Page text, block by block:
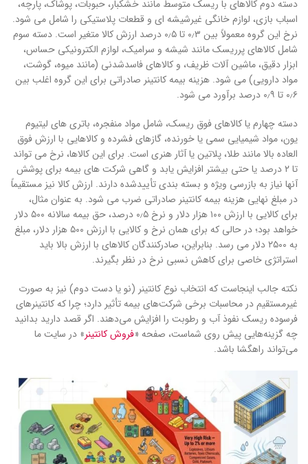
دسته دوم کالاهای با ریسک متوسط مانند خشکبار، حبوبات، پوشاک، پارچه،
اسباب بازی، لوازم خانگی غیرشیشه ای و قطعات پلاستیکی را شامل می شود.
نرخ این گروه معمولاً بین ۰٫۳ تا ۰٫۵ درصد ارزش کالا متغیر است. دسته سوم
شامل کالاهای پرریسک مانند شیشه و سرامیک، لوازم الکترونیکی حساس،
ابزار دقیق، ماشین آلات ظریف، و کالاهای فاسدشدنی (مانند میوه، گوشت،
مواد دارویی) می شود. هزینه بیمه کانتینر صادراتی برای این گروه اغلب بین
۰٫۶ تا ۰٫۹ درصد برآورد می شود.
دسته چهارم یا کالاهای فوق ریسک، شامل مواد منفجره، باتری های لیتیوم
یون، مواد شیمیایی سمی یا خورنده، گازهای فشرده و کالاهایی با ارزش فوق
العاده بالا مانند طلا، پلاتین یا آثار هنری است. برای این کالاها، نرخ می تواند
تا ۲ درصد یا حتی بیشتر افزایش یابد و گاهی شرکت های بیمه برای پوشش
آنها نیاز به بازرسی ویژه و بسته بندی تأییدشده دارند. ارزش کالا نیز مستقیماً
در مبلغ نهایی هزینه بیمه کانتینر صادراتی ضرب می شود. به عنوان مثال،
برای کالایی با ارزش ۱۰۰ هزار دلار و نرخ ۰٫۵ درصد، حق بیمه سالانه ۵۰۰ دلار
خواهد بود؛ در حالی که برای همان نرخ و کالایی با ارزش ۵۰۰ هزار دلار، مبلغ
به ۲۵۰۰ دلار می رسد. بنابراین، صادرکنندگان کالاهای با ارزش بالا باید
استراتژی خاصی برای کاهش نسبی نرخ در نظر بگیرند.
نکته جالب اینجاست که انتخاب نوع کانتینر (نو یا دست دوم) نیز به صورت
غیرمستقیم در محاسبات برخی شرکت‌های بیمه تأثیر دارد؛ چرا که کانتینرهای
فرسوده ریسک نفوذ آب و رطوبت را افزایش می‌دهند. اگر قصد دارید بدانید
چه گزینه‌هایی پیش روی شماست، صفحه «فروش کانتینر» در سایت ما
می‌تواند راهگشا باشد.